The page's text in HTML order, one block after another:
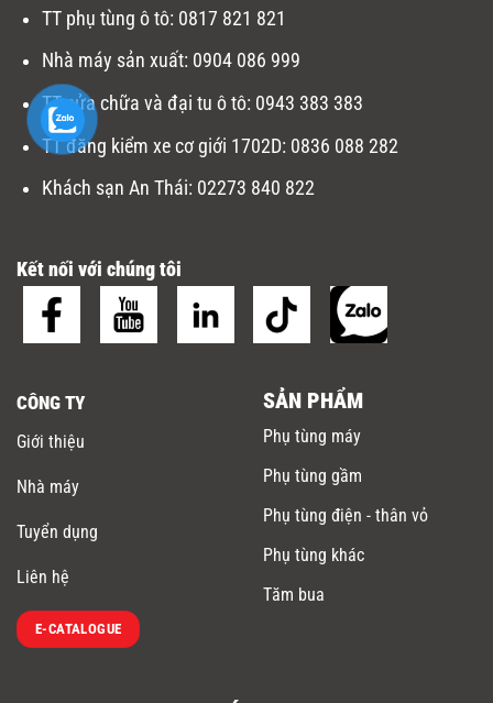
TT phụ tùng ô tô: 0817 821 821
Nhà máy sản xuất: 0904 086 999
TT sửa chữa và đại tu ô tô: 0943 383 383
TT đăng kiểm xe cơ giới 1702D: 0836 088 282
Khách sạn An Thái: 02273 840 822
Kết nối với chúng tôi
CÔNG TY
Giới thiệu
Nhà máy
Tuyển dụng
Liên hệ
E-CATALOGUE
SẢN PHẨM
Phụ tùng máy
Phụ tùng gầm
Phụ tùng điện - thân vỏ
Phụ tùng khác
Tăm bua